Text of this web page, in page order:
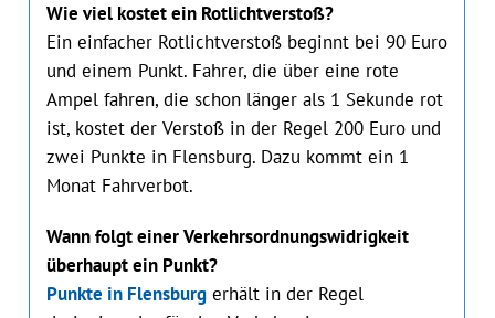
Wie viel kostet ein Rotlichtverstoß?
Ein einfacher Rotlichtverstoß beginnt bei 90 Euro
und einem Punkt. Fahrer, die über eine rote
Ampel fahren, die schon länger als 1 Sekunde rot
ist, kostet der Verstoß in der Regel 200 Euro und
zwei Punkte in Flensburg. Dazu kommt ein 1
Monat Fahrverbot.
Wann folgt einer Verkehrsordnungswidrigkeit
überhaupt ein Punkt?
Punkte in Flensburgerhält in der Regel